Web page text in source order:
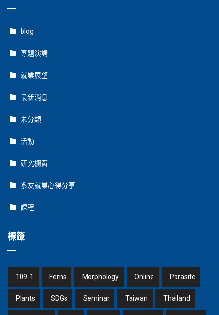
blog
專題演講
就業展望
最新消息
未分類
活動
研究櫥窗
系友就業心得分享
課程
標籤
109-1 Ferns Morphology Online Parasite
Plants SDGs Seminar Taiwan Thailand